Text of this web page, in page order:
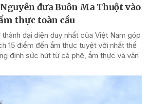
đưa Buôn Ma Thuột vào
thực toàn cầu
đại diện duy nhất của Việt Nam góp
15 điểm đến ẩm thực tuyệt vời nhất thế
định sức hút từ cà phê, ẩm thực và văn